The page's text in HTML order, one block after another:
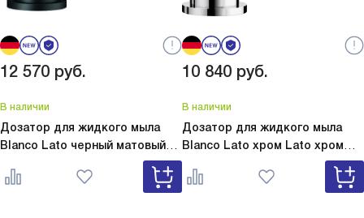
12 570 руб.
В наличии
Дозатор для жидкого мыла
Blanco Lato черный матовый
Lato черный матовый 525789
10 840 руб.
В наличии
Дозатор для жидкого мыла
Blanco Lato хром Lato хром